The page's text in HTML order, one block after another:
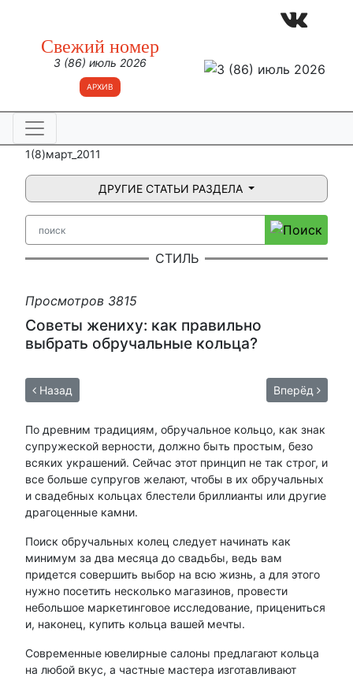
Свежий номер
3 (86) июль 2026
АРХИВ
1(8)март_2011
ДРУГИЕ СТАТЬИ РАЗДЕЛА
СТИЛЬ
Просмотров 3815
Советы жениху: как правильно
выбрать обручальные кольца?
Назад Вперёд
По древним традициям, обручальное кольцо, как знак
супружеской верности, должно быть простым, безо
всяких украшений. Сейчас этот принцип не так строг, и
все больше супругов желают, чтобы в их обручальных
и свадебных кольцах блестели бриллианты или другие
драгоценные камни.
Поиск обручальных колец следует начинать как
минимум за два месяца до свадьбы, ведь вам
придется совершить выбор на всю жизнь, а для этого
нужно посетить несколько магазинов, провести
небольшое маркетинговое исследование, прицениться
и, наконец, купить кольца вашей мечты.
Современные ювелирные салоны предлагают кольца
на любой вкус, а частные мастера изготавливают